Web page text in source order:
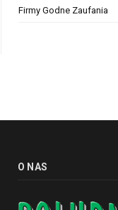
Firmy Godne Zaufania
O NAS